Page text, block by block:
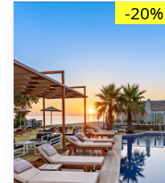
-20%